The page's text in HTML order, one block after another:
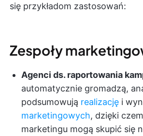
się przykładom zastosowań:
Zespoły
Agenci ds. raportowania
automatycznie gromadzą,
podsumowują realizację i
marketingowych, dzięki
marketingu mogą skupić się